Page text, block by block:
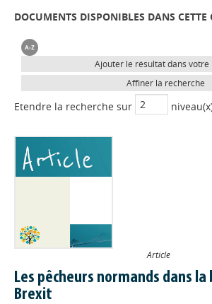
DOCUMENTS DISPONIBLES DANS CETTE
Ajouter le résultat dans votre
Affiner la recherche
Etendre la recherche sur
Article
Les pêcheurs normands dans la
Brexit